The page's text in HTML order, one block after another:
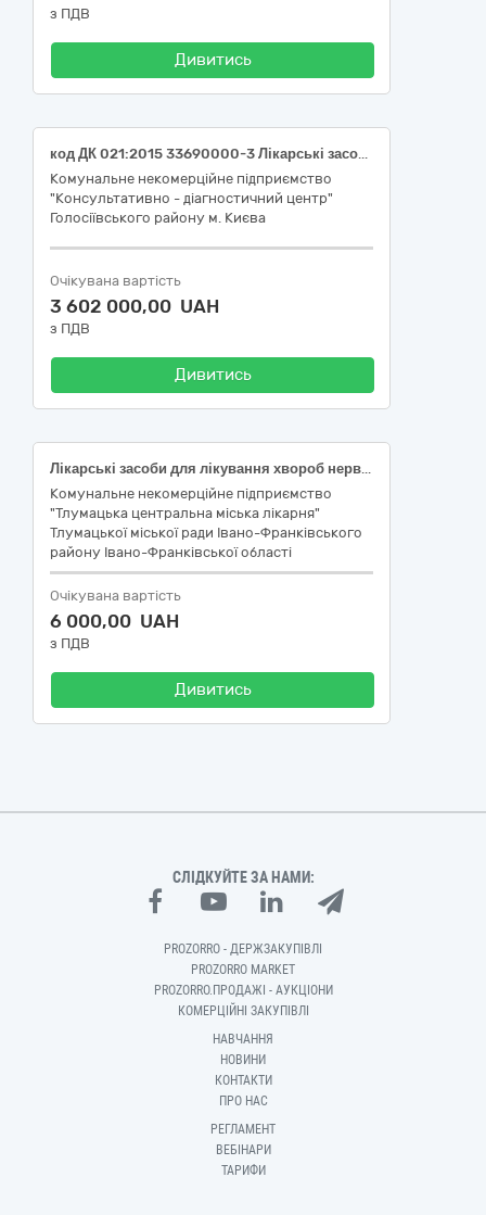
з ПДВ
Дивитись
код ДК 021:2015 33690000-3 Лікарські засоби різні (реактиви для клініко-діагностичної лабораторії)
Комунальне некомерційне підприємство
"Консультативно - діагностичний центр"
Голосіївського району м. Києва
Очікувана вартість
3 602 000,00 UAH
з ПДВ
Дивитись
Лікарські засоби для лікування хвороб нервової системи та захворювань органів чуття
Комунальне некомерційне підприємство
"Тлумацька центральна міська лікарня"
Тлумацької міської ради Івано-Франківського
району Івано-Франківської області
Очікувана вартість
6 000,00 UAH
з ПДВ
Дивитись
СЛІДКУЙТЕ ЗА НАМИ:
PROZORRO - ДЕРЖЗАКУПІВЛІ
PROZORRO MARKET
PROZORRO.ПРОДАЖІ - АУКЦІОНИ
КОМЕРЦІЙНІ ЗАКУПІВЛІ
НАВЧАННЯ
НОВИНИ
КОНТАКТИ
ПРО НАС
РЕГЛАМЕНТ
ВЕБІНАРИ
ТАРИФИ